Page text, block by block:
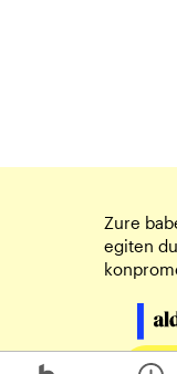
Zure
egiten